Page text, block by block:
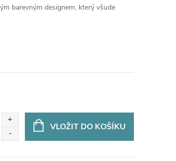
barevným designem, který všude
VLOŽIT DO KOŠÍKU